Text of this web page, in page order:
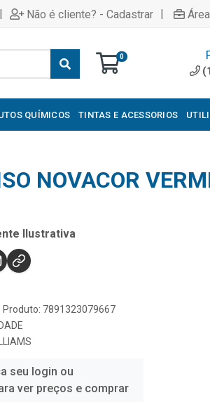
| Não é cliente? - Cadastrar |
0
QUÍMICOS TINTAS E ACESSORIOS
NOVACOR
Ilustrativa
Produto: 7891323079667
seu login ou
ver preços e comprar